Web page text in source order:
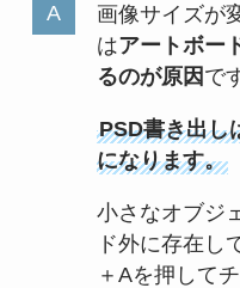
画像サイズが
はアートボー
るのが原因 で
PSD書き出し
になります。
小さなオブジ
ド外に存在し
＋Aを押して